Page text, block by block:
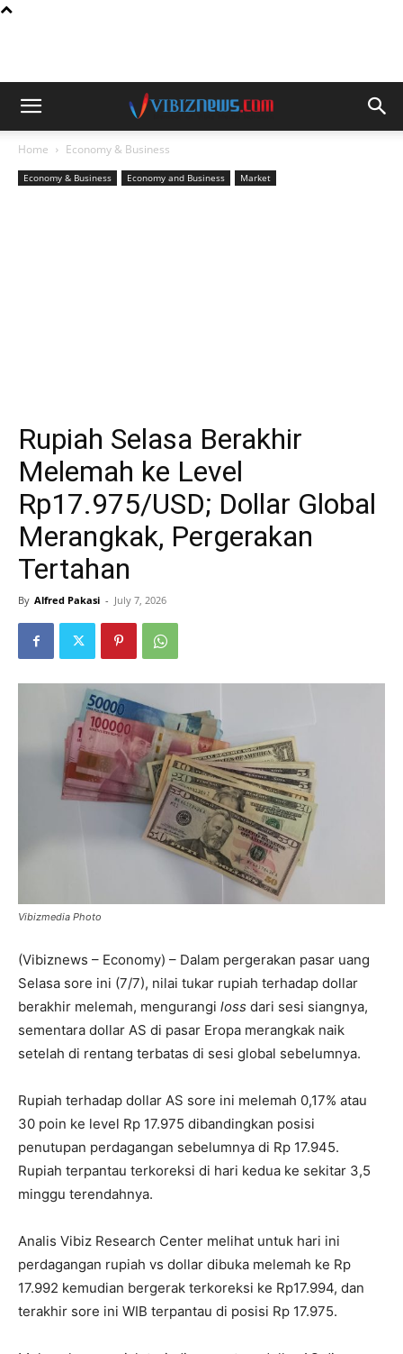
Home Economy & Business
Economy & Business Economy and Business Market
Rupiah Selasa Berakhir
Melemah ke Level
Rp17.975/USD; Dollar Global
Merangkak, Pergerakan
Tertahan
By Alfred Pakasi - July 7, 2026
Vibizmedia Photo
(Vibiznews – Economy) – Dalam pergerakan pasar uang
Selasa sore ini (7/7), nilai tukar rupiah terhadap dollar
berakhir melemah, mengurangi loss dari sesi siangnya,
sementara dollar AS di pasar Eropa merangkak naik
setelah di rentang terbatas di sesi global sebelumnya.
Rupiah terhadap dollar AS sore ini melemah 0,17% atau
30 poin ke level Rp 17.975 dibandingkan posisi
penutupan perdagangan sebelumnya di Rp 17.945.
Rupiah terpantau terkoreksi di hari kedua ke sekitar 3,5
minggu terendahnya.
Analis Vibiz Research Center melihat untuk hari ini
perdagangan rupiah vs dollar dibuka melemah ke Rp
17.992 kemudian bergerak terkoreksi ke Rp17.994, dan
terakhir sore ini WIB terpantau di posisi Rp 17.975.